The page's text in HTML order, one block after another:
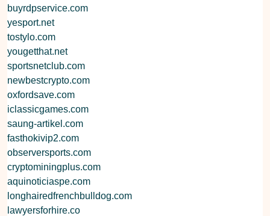
buyrdpservice.com
yesport.net
tostylo.com
yougetthat.net
sportsnetclub.com
newbestcrypto.com
oxfordsave.com
iclassicgames.com
saung-artikel.com
fasthokivip2.com
observersports.com
cryptominingplus.com
aquinoticiaspe.com
longhairedfrenchbulldog.com
lawyersforhire.co